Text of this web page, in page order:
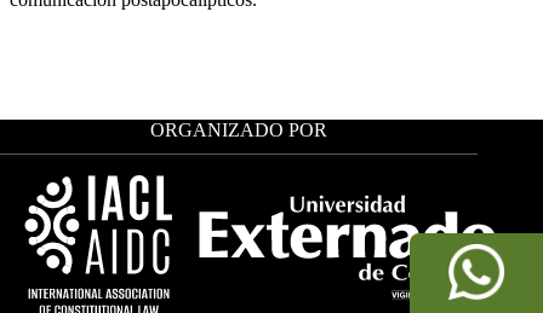
ORGANIZADO POR